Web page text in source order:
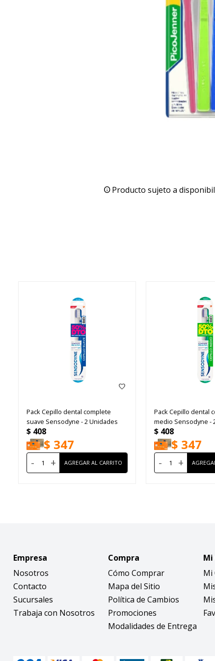
Producto sujeto a
Pack Cepillo dental complete
suave Sensodyne - 2 Unidades
$ 408
$ 347
- +
Pack Cepillo dental
medio Sensodyne -
$ 408
$ 347
- +
Empresa
Nosotros
Contacto
Sucursales
Trabaja con Nosotros
Compra
Cómo Comprar
Mapa del Sitio
Política de Cambios
Promociones
Modalidades de Entrega
Mi
Mi